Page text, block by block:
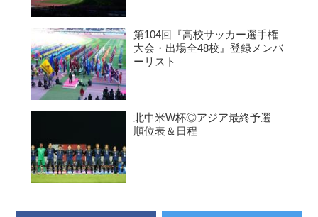
第104回『高校サッカー選手権
大会・出場全48校』登録メンバ
ーリスト
北中米W杯◎アジア最終予選
順位表＆日程